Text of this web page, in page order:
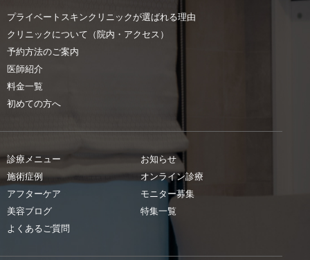
プライベートスキンクリニックが選ばれる理由
クリニックについて（院内・アクセス）
予約方法のご案内
医師紹介
料金一覧
初めての方へ
診療メニュー
施術症例
アフターケア
美容ブログ
よくあるご質問
お知らせ
オンライン診療
モニター募集
特集一覧